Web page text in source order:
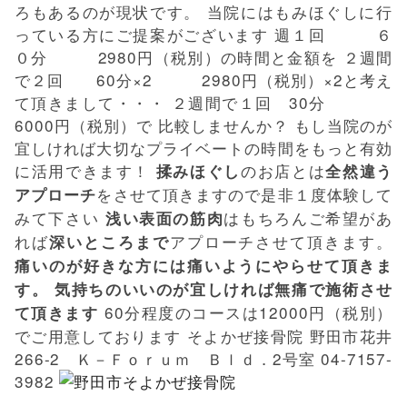
ろもあるのが現状です。 当院にはもみほぐしに行
っている方にご提案がございます 週１回 ６
０分 2980円（税別）の時間と金額を ２週間
で２回 60分×2 2980円（税別）×2と考え
て頂きまして・・・ ２週間で１回 30分
6000円（税別）で 比較しませんか？ もし当院のが
宜しければ大切なプライベートの時間をもっと有効
に活用できます！ 揉みほぐしのお店とは全然違う
アプローチをさせて頂きますので是非１度体験して
みて下さい 浅い表面の筋肉はもちろんご希望があ
れば深いところまでアプローチさせて頂きます。
痛いのが好きな方には痛いようにやらせて頂きま
す。
気持ちのいいのが宜しければ無痛で施術させ
て頂きます 60分程度のコースは12000円（税別）
でご用意しております そよかぜ接骨院 野田市花井
266-2 Ｋ－Ｆｏｒｕｍ Ｂｌｄ．2号室 04-7157-
3982